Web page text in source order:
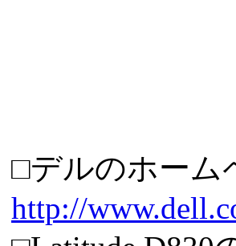
□デルのホーム
http://